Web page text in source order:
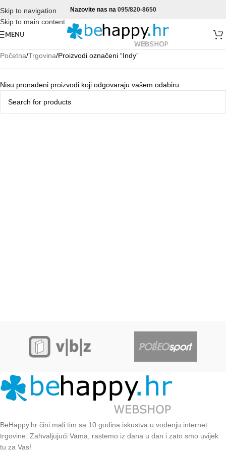
Skip to navigation
Skip to main content
Nazovite nas na 095/820-8650
MENU
Početna Trgovina Proizvodi označeni “Indy”
Nisu pronađeni proizvodi koji odgovaraju vašem odabiru.
BeHappy.hr čini mali tim sa 10 godina iskustva u vođenju internet
trgovine. Zahvaljujući Vama, rastemo iz dana u dan i zato smo uvijek
tu za Vas!